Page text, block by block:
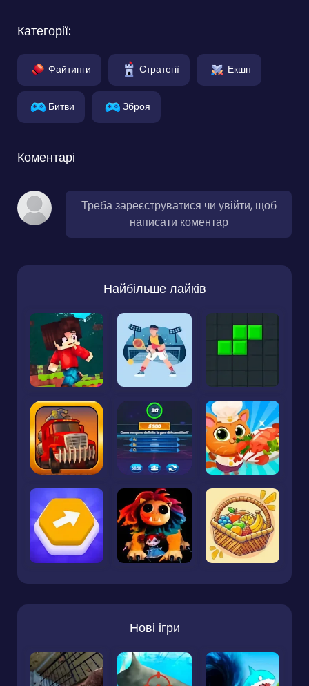
Категорії:
Файтинги Стратегії Екшн
Битви Зброя
Коментарі
Треба зареєструватися чи увійти, щоб
написати коментар
Найбільше лайків
Нові ігри